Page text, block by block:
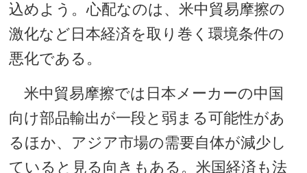
込めよう。心配なのは、米中貿易摩擦の
激化など日本経済を取り巻く環境条件の
悪化である。
米中貿易摩擦では日本メーカーの中国
向け部品輸出が一段と弱まる可能性があ
るほか、アジア市場の需要自体が減少し
ていると見る向きもある。米国経済も法